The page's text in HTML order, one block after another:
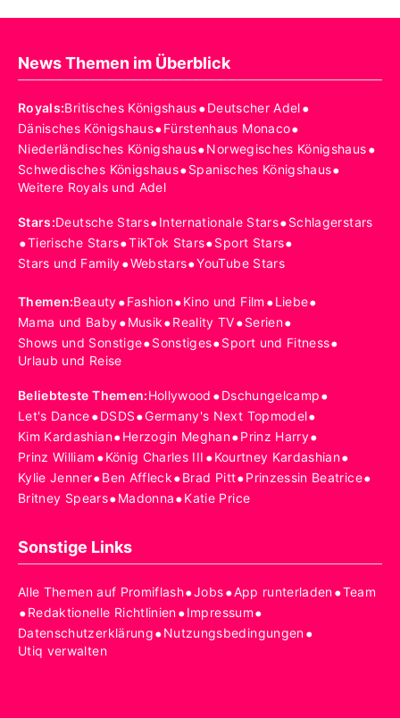
News Themen im Überblick
Royals:Britisches Königshaus•Deutscher Adel•
Dänisches Königshaus•Fürstenhaus Monaco•
Niederländisches Königshaus•Norwegisches Königshaus•
Schwedisches Königshaus•Spanisches Königshaus•
Weitere Royals und Adel
Stars:Deutsche Stars•Internationale Stars•Schlagerstars
•Tierische Stars•TikTok Stars•Sport Stars•
Stars und Family•Webstars•YouTube Stars
Themen:Beauty•Fashion•Kino und Film •Liebe•
Mama und Baby•Musik•Reality TV•Serien•
Shows und Sonstige•Sonstiges•Sport und Fitness•
Urlaub und Reise
Beliebteste Themen:Hollywood •Dschungelcamp•
Let's Dance•DSDS•Germany's Next Topmodel•
Kim Kardashian•Herzogin Meghan•Prinz Harry•
Prinz William •König Charles III •Kourtney Kardashian•
Kylie Jenner•Ben Affleck•Brad Pitt•Prinzessin Beatrice•
Britney Spears•Madonna•Katie Price
Sonstige Links
Alle Themen auf Promiflash•Jobs•App runterladen•Team
•Redaktionelle Richtlinien•Impressum•
Datenschutzerklärung•Nutzungsbedingungen•
Utiq verwalten